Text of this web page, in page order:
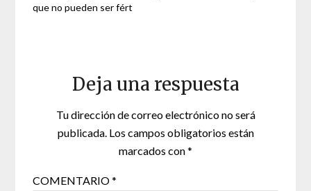
que no pueden ser fért
Deja una respuesta
Tu dirección de correo electrónico no será
publicada. Los campos obligatorios están
marcados con*
COMENTARIO*